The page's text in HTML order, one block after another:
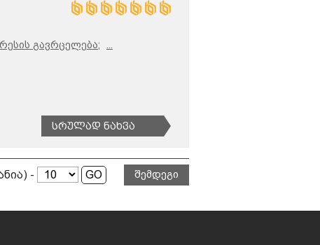
გავრცელება;
Სრულად Ნახვა
შემდეგი
-